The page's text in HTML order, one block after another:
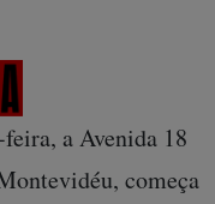
a Avenida 18
começa